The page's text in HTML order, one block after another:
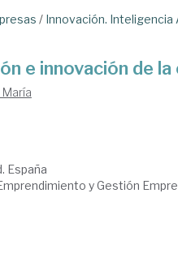
/ Innovación. Inteligencia
e innovación de la
España
y Gestión